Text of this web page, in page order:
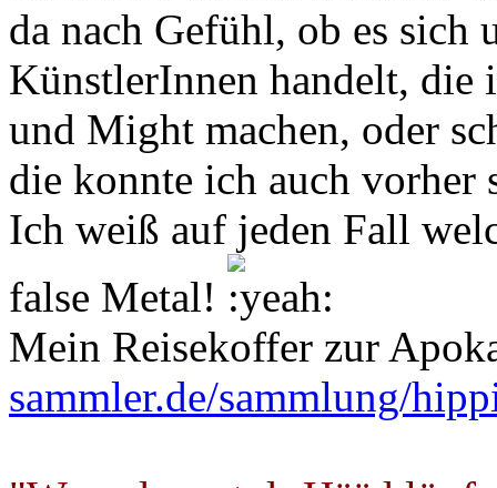
da nach Gefühl, ob es sich
KünstlerInnen handelt,
und Might machen, oder
die konnte ich auch vorher
Ich weiß auf jeden Fall
false Metal!
Mein Reisekoffer zur
sammler.de/sammlung/